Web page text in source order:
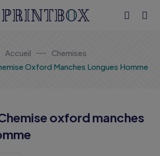
Accueil
Chemises
Oxford Manches Longues Homme
oxford manches